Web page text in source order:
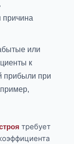
причина
или
к
прибыли при
требует